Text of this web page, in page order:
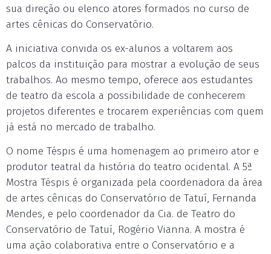
sua direção ou elenco atores formados no curso de
artes cênicas do Conservatório.
A iniciativa convida os ex-alunos a voltarem aos
palcos da instituição para mostrar a evolução de seus
trabalhos. Ao mesmo tempo, oferece aos estudantes
de teatro da escola a possibilidade de conhecerem
projetos diferentes e trocarem experiências com quem
já está no mercado de trabalho.
O nome Téspis é uma homenagem ao primeiro ator e
produtor teatral da história do teatro ocidental. A 5ª
Mostra Téspis é organizada pela coordenadora da área
de artes cênicas do Conservatório de Tatuí, Fernanda
Mendes, e pelo coordenador da Cia. de Teatro do
Conservatório de Tatuí, Rogério Vianna. A mostra é
uma ação colaborativa entre o Conservatório e a